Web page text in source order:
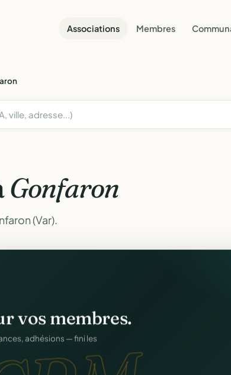
Associations Membres
Gonfaron
(Var).
vos membres.
adhésions — fini les